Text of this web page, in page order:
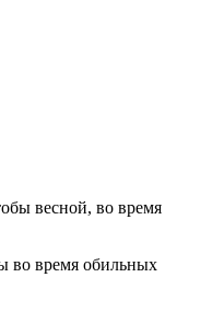
весной, во время
во время обильных